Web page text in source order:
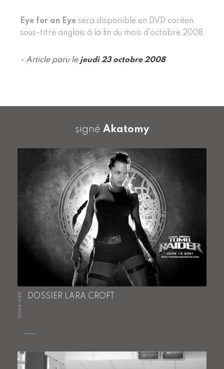
Eye for an Eye sera disponible en DVD coréen
sous-titré anglais à la fin du mois d’octobre 2008.
- Article paru le jeudi 23 octobre 2008
signé Akatomy
HORS-ASIE DOSSIER LARA CROFT